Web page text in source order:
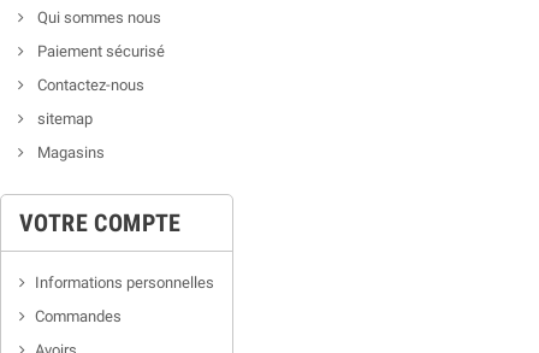
Qui sommes nous
Paiement sécurisé
Contactez-nous
sitemap
Magasins
VOTRE COMPTE
Informations personnelles
Commandes